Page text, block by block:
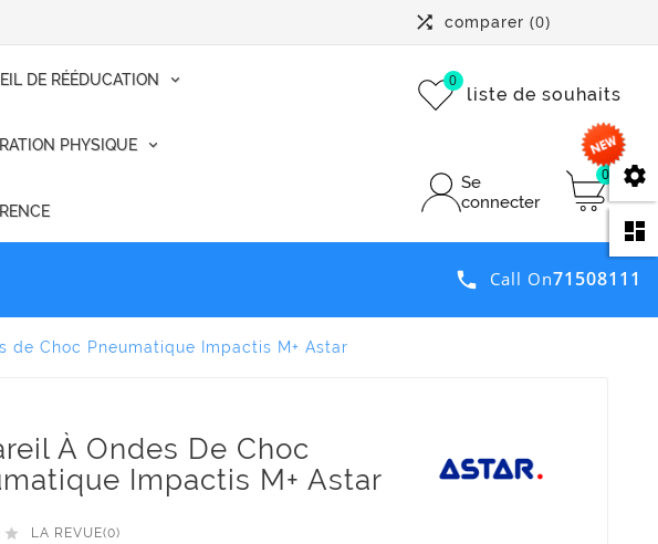
 comparer (0)
DE RÉÉDUCATION
PHYSIQUE
liste de souhaits
0
Se
connecter
0
 Call On71508111
de Choc Pneumatique Impactis M+ Astar
À Ondes De Choc
Impactis M+ Astar
 LA REVUE(0)